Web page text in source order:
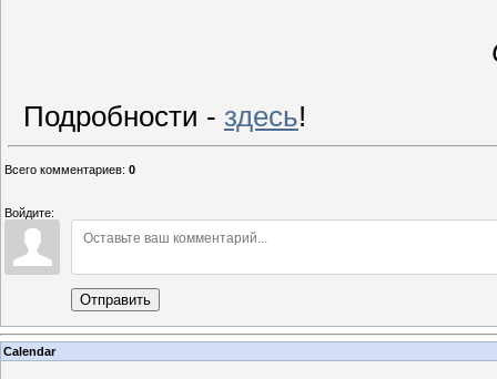
Подробности - здесь!
Всего комментариев: 0
Войдите:
Отправить
Calendar